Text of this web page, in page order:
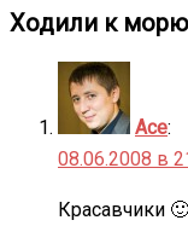
Ходили к
Ace:
08.06.2008 в
Красавчики 🙂